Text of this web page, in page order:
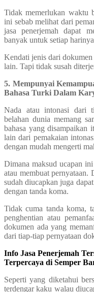
Tidak memerlukan waktu
ini sebab melihat dari
jasa penerjemah dapat
banyak untuk setiap
Kendati jenis dari
lain. Tapi tidak susah
5. Mempunyai
Bahasa Turki Dalam
Nada atau intonasi dari
belahan dunia memang
bahasa yang disampaikan
lain dari pemakaian
dengan mudah mengerti
Dimana maksud ucapan
atau membuat
sudah diucapkan juga
dengan tanda koma.
Tidak cuma tanda koma,
penghentian atau
dokumen ada yang
dari tiap-tiap pernyataan
Info Jasa Penerjemah
Terpercaya di Semper
Seperti yang diketahui
terdengar kaku walau